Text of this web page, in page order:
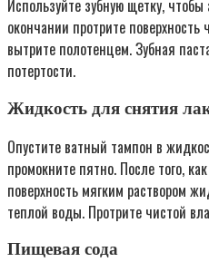
Используйте зубную щетку,
окончании протрите
вытрите полотенцем. Зубная
потертости.
Жидкость для снятия
Опустите ватный тампон в
промокните пятно. После того,
поверхность мягким раствором
теплой воды. Протрите чистой
Пищевая сода